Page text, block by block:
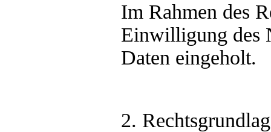
Im Rahmen des
Einwilligung des
Daten eingeholt.
2.